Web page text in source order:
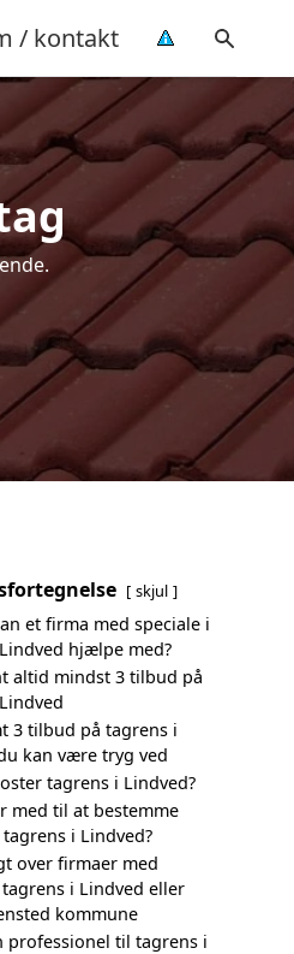
/ kontakt
skjul
et firma med speciale i
hjælpe med?
altid mindst 3 tilbud på
3 tilbud på tagrens i
kan være tryg ved
tagrens i Lindved?
med til at bestemme
i Lindved?
over firmaer med
i Lindved eller
kommune
professionel til tagrens i